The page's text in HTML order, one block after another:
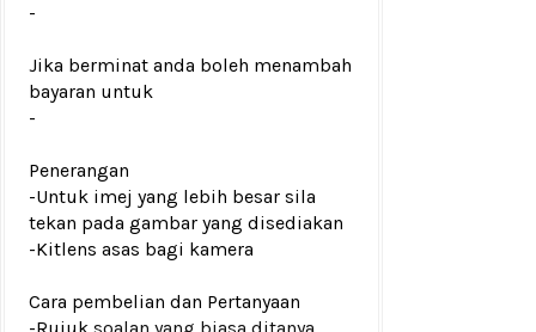
-
Jika berminat anda boleh menambah
bayaran untuk
-
Penerangan
-Untuk imej yang lebih besar sila
tekan pada gambar yang disediakan
-Kitlens asas bagi kamera
Cara pembelian dan Pertanyaan